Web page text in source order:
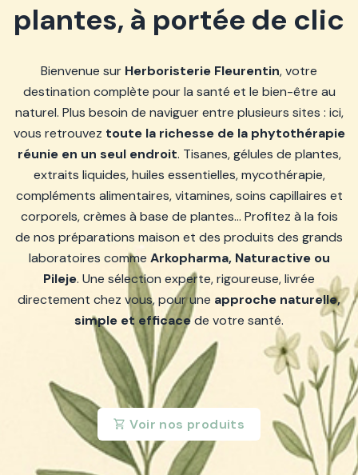
plantes, à portée de clic
Bienvenue sur Herboristerie Fleurentin, votre
destination complète pour la santé et le bien-être au
naturel. Plus besoin de naviguer entre plusieurs sites : ici,
vous retrouvez toute la richesse de la phytothérapie
réunie en un seul endroit. Tisanes, gélules de plantes,
extraits liquides, huiles essentielles, mycothérapie,
compléments alimentaires, vitamines, soins capillaires et
corporels, crèmes à base de plantes… Profitez à la fois
de nos préparations maison et des produits des grands
laboratoires comme Arkopharma, Naturactive ou
Pileje. Une sélection experte, rigoureuse, livrée
directement chez vous, pour une approche naturelle,
simple et efficacede votre santé.
Voir nos produits